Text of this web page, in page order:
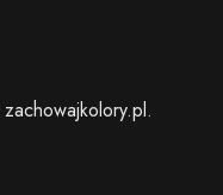
zachowajkolory.pl.